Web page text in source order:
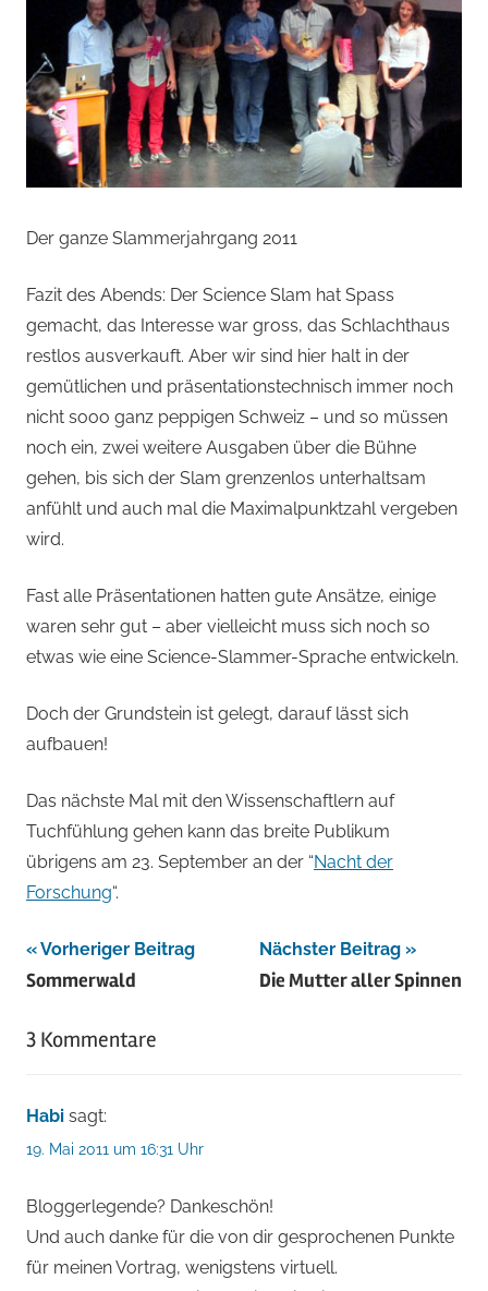
Der ganze Slammerjahrgang 2011
Fazit des Abends: Der Science Slam hat Spass
gemacht, das Interesse war gross, das Schlachthaus
restlos ausverkauft. Aber wir sind hier halt in der
gemütlichen und präsentationstechnisch immer noch
nicht sooo ganz peppigen Schweiz – und so müssen
noch ein, zwei weitere Ausgaben über die Bühne
gehen, bis sich der Slam grenzenlos unterhaltsam
anfühlt und auch mal die Maximalpunktzahl vergeben
wird.
Fast alle Präsentationen hatten gute Ansätze, einige
waren sehr gut – aber vielleicht muss sich noch so
etwas wie eine Science-Slammer-Sprache entwickeln.
Doch der Grundstein ist gelegt, darauf lässt sich
aufbauen!
Das nächste Mal mit den Wissenschaftlern auf
Tuchfühlung gehen kann das breite Publikum
übrigens am 23. September an der “Nacht der
Forschung“.
Beitragsnavigation
Vorheriger Beitrag
Sommerwald
Nächster Beitrag
Die Mutter aller Spinnen
3 Kommentare
Habi sagt:
19. Mai 2011 um 16:31 Uhr
Bloggerlegende? Dankeschön!
Und auch danke für die von dir gesprochenen Punkte
für meinen Vortrag, wenigstens virtuell.